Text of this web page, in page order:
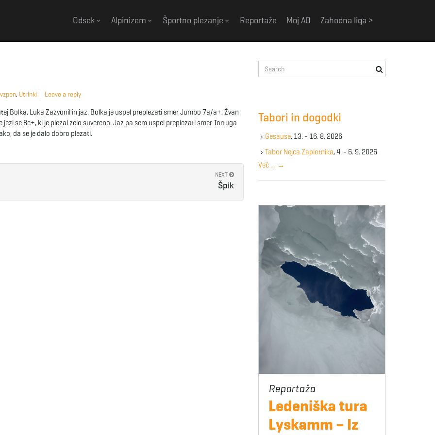
Odsek Alpinizem Športno plezanje Reportaže Moj AO Zahodna liga >
, Utrinki Leave a reply
Bolka, Luka Zazvonil in jaz. Bolka je uspel preplezati smer Jumbo 7a/a+, Žvan
se 8c+, ki je plezal zelo suvereno. Jaz pa sem uspel preplezati smer Tortuga
da se je dalo dobro plezati.
NEXT
Špik
e
e
y
w
r
Tabori in dogodki
Gesause, 13. - 16. 8. 2026
Tabor Nejca Zaplotnika, 4. - 6. 9. 2026
Več … →
Ledeniška tura
Lyskamm – Iz